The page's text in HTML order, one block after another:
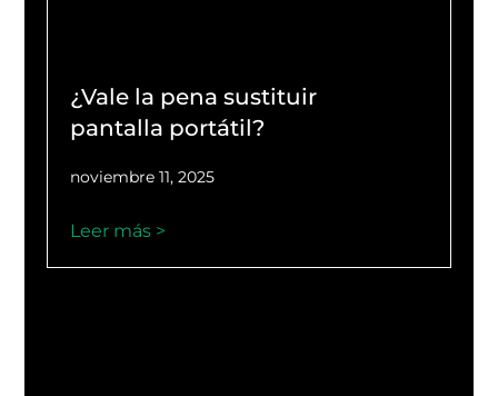
¿Vale la pena sustituir
pantalla portátil?
noviembre 11, 2025
Leer más >